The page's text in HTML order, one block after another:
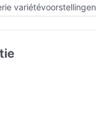
variétévoorstellingen